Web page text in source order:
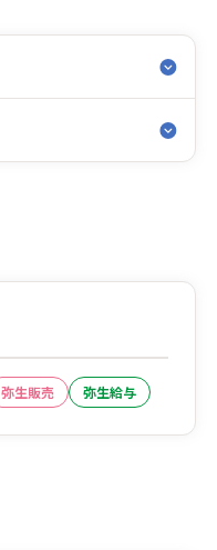
弥生販売 弥生給与